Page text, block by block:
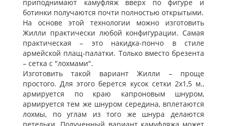
приподнимают камуфляж вверх по фигуре и
ботинки получаются почти полностью открытыми.
На основе этой технологии можно изготовить
Жилли практически любой конфигурации. Самая
практическая – это накидка-пончо в стиле
армейской плащ-палатки. Только вместо брезента
– сетка с "лохмами".
Изготовить такой вариант Жилли – проще
простого. Для этого берется кусок сетки 2х1,5 м.,
армируется по краю капроновым шнуром,
армируется тем же шнуром середина, вплетаются
лохмы, по углам из того же шнура делаются